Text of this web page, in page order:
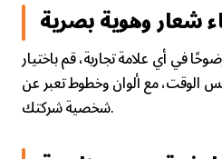
في أي علامة تجارية، قم باختيار
الوقت، مع ألوان وخطوط تعبر عن
شخصية شركتك.